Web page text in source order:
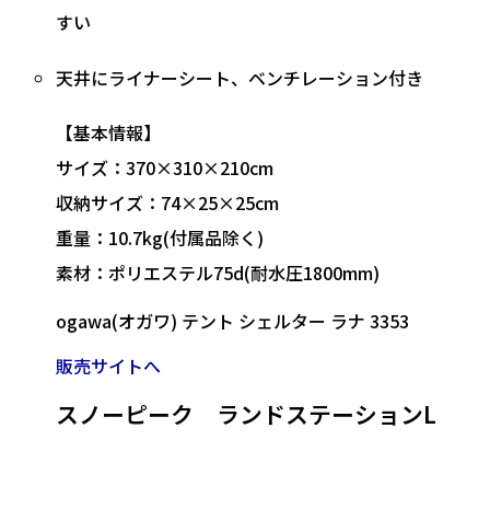
すい
天井にライナーシート、ベンチレーション付き
【基本情報】
サイズ：370×310×210cm
収納サイズ：74×25×25cm
重量：10.7kg(付属品除く)
素材：ポリエステル75d(耐水圧1800mm)
ogawa(オガワ) テント シェルター ラナ 3353
販売サイトへ
スノーピーク ランドステーションL